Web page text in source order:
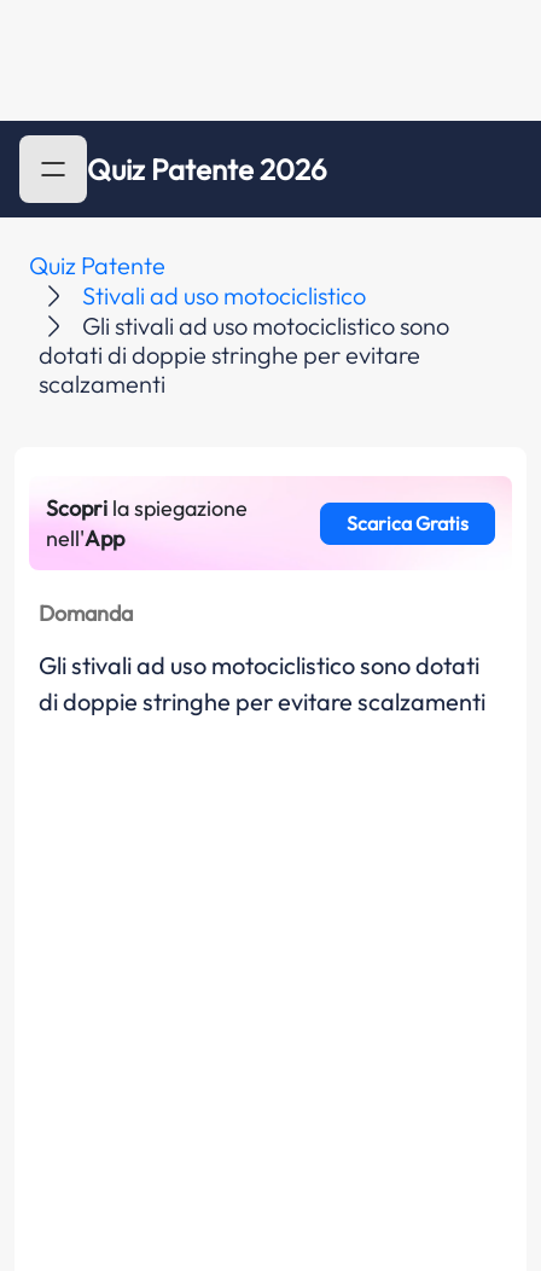
Quiz Patente 2026
Quiz Patente
Stivali ad uso motociclistico
Gli stivali ad uso motociclistico sono
dotati di doppie stringhe per evitare
scalzamenti
Scopri la spiegazione
nell'App
Scarica Gratis
Domanda
Gli stivali ad uso motociclistico sono dotati
di doppie stringhe per evitare scalzamenti